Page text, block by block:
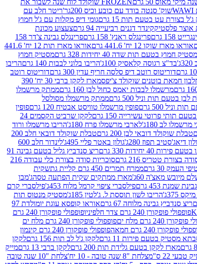
מאוס 50 גרם
FROZEN שוקולד לוח שנה לשבור את
שוק' סנטה בודד עם כובע וכיס 200גר'
ריטר חלב עם
בצורת עט בטעם תות 15 גרם
גומי דיפ מקלות עם ג'ל חמוץ
קינדר דגנים רביעייה 94 גרם
צעצוע מכונת
158 גרם פרינגלס ראנץ' 158 גרם
פרינגלס גבינה צ'דר 158
אוראו מארז שוקו 12 יח' 441.6 גרם
אוראו מארז תות 12 יח' 441.6
מסטיק חמוץ בטעם תות שדה 40 יחידות 328 גרם
מסטיק חמוץ
בד"צ רגוסה קלאסיק 100ג' הריבו בלוני לבבות 140 גרם
הריבו
דוריטוס רוטב דיפ סלסה חריף עדין 300 גרם
דוריטוס רוטב
חמאת בוטנים שוקולד צ'יפס
מארז לקקן ברבי 30 יח' 390
מרשמלו לבבות יאמס כחול לבן 160 גרם
ממתק מרשמלו
ממתק מרשמלו מסולסל
פופין מרשמלו טוויסט אבטיח 120 גרם
פופין
תותי פרוטי עשירייה 150 גרם
לקקן שרביט הקסמים 24
לב 180ג' לארבי מרשמלו פרח 180ג'
הריבו מרשמלו ורוד
טבלת שוקולד דובאי לבן 200 גרם
טבלת שוקולד דובאי חלב 200
דיאג'סטיב תפוז 280ג' גולון באטר פליי 495ג'
לינדור חלב 600
40 יחידות 330 גרם
ריצ סנדביץ גליל בטעם גבינה 91
בצורת טטריס 216 גרם
סוכריות סודה בצורת כלי עבודה 216
העמק 30 גרם ממרח תמרים 450 גרם קליית גת
שקית
מיובש מאצ'ה 60ג' מארז ממתקים שקית הפתעה טסהג'מבו
שמנת 453 גרם פילסברי ציפוי קרמל מלוח 453ג'
פילסברי קרם
375ג' הריבו לשון תוססת ל. ג'לטין 185ג'
מסטיק מנטוס תות
ריצ סנדביץ גבינה מלוחה 67 גרם
אוראו קופסא עוגת יומולדת 97
פופפולי פופקורן 240 גרם צדר חלפיניו
פופפולי פופקורן 240 גרם
240 גרם מלח ים
פופפולי פופקורן 240 גרם מלח ים
פופקורן 240 גרם חמאה
פופפולי פופקורן 240 גרם קינמון
מסטיק בטעם פירות 11 גרם לקקן ג'ל לב תות 156 גרם
לקקן
מארז לקקן בטעם גלידת תות 200 גרם לקקן ברבי 13 גרם
מייק
22 ס"מ צלחת "8 שנה טובה - 10 יח'
צלחת "10 שנה טובה